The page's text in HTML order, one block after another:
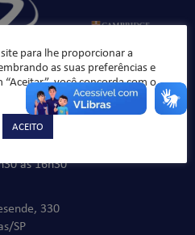
às 16h30
330
SP
para lhe proporcionar a
as suas preferências e
você concorda com o
ACEITO